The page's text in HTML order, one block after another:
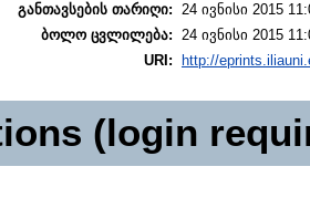
განთავსების თარიღი: 24 ივნისი 2015
ბოლო ცვლილება: 24 ივნისი 2015
URI:
http://
(login